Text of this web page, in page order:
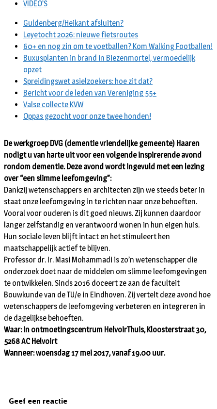
VIDEO’S
Guldenberg/Heikant afsluiten?
Leyetocht 2026: nieuwe fietsroutes
60+ en nog zin om te voetballen? Kom Walking Footballen!
Buxusplanten in brand in Biezenmortel, vermoedelijk
opzet
Spreidingswet asielzoekers: hoe zit dat?
Bericht voor de leden van Vereniging 55+
Valse collecte KVW
Oppas gezocht voor onze twee honden!
De werkgroep DVG (dementie vriendelijke gemeente) Haaren
nodigt u van harte uit voor een volgende inspirerende avond
rondom dementie. Deze avond wordt ingevuld met een lezing
over “een slimme leefomgeving”:
Dankzij wetenschappers en architecten zijn we steeds beter in
staat onze leefomgeving in te richten naar onze behoeften.
Vooral voor ouderen is dit goed nieuws. Zij kunnen daardoor
langer zelfstandig en verantwoord wonen in hun eigen huis.
Hun sociale leven blijft intact en het stimuleert hen
maatschappelijk actief te blijven.
Professor dr. Ir. Masi Mohammadi is zo’n wetenschapper die
onderzoek doet naar de middelen om slimme leefomgevingen
te ontwikkelen. Sinds 2016 doceert ze aan de faculteit
Bouwkunde van de TU/e in Eindhoven. Zij vertelt deze avond hoe
wetenschappers de leefomgeving verbeteren en integreren in
de dagelijkse behoeften.
Waar: in ontmoetingscentrum HelvoirThuis, Kloosterstraat 30,
5268 AC Helvoirt
Wanneer: woensdag 17 mei 2017, vanaf 19.00 uur.
Geef een reactie